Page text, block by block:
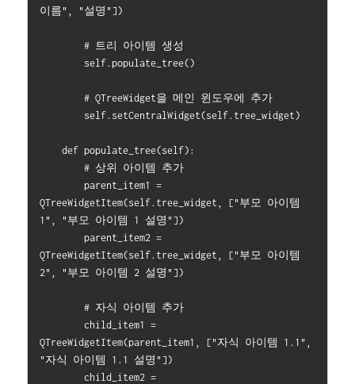
이름", "설명"])
        # 트리 아이템 생성
        # QTreeWidget을 메인 윈도우에 추가
    def populate_tree(self):
        # 상위 아이템 추가
        parent_item1 =
QTreeWidgetItem(self.tree_widget, ["부모 아이템
1", "부모 아이템 1 설명"])
        parent_item2 =
QTreeWidgetItem(self.tree_widget, ["부모 아이템
2", "부모 아이템 2 설명"])
        # 자식 아이템 추가
        child_item1 =
QTreeWidgetItem(parent_item1, ["자식 아이템 1.1",
"자식 아이템 1.1 설명"])
        child_item2 =